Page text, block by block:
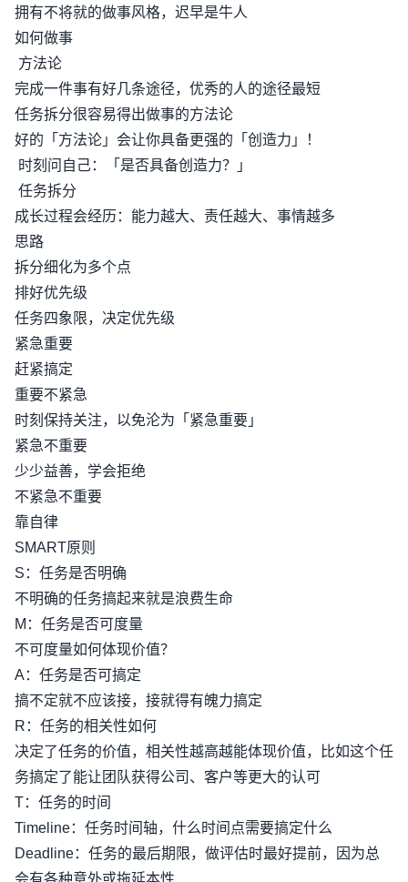
拥有不将就的做事风格，迟早是牛人
如何做事
方法论
完成一件事有好几条途径，优秀的人的途径最短
任务拆分很容易得出做事的方法论
好的「方法论」会让你具备更强的「创造力」！
时刻问自己：「是否具备创造力？」
任务拆分
成长过程会经历：能力越大、责任越大、事情越多
思路
拆分细化为多个点
排好优先级
任务四象限，决定优先级
紧急重要
赶紧搞定
重要不紧急
时刻保持关注，以免沦为「紧急重要」
紧急不重要
少少益善，学会拒绝
不紧急不重要
靠自律
SMART原则
S：任务是否明确
不明确的任务搞起来就是浪费生命
M：任务是否可度量
不可度量如何体现价值？
A：任务是否可搞定
搞不定就不应该接，接就得有魄力搞定
R：任务的相关性如何
决定了任务的价值，相关性越高越能体现价值，比如这个任
务搞定了能让团队获得公司、客户等更大的认可
T：任务的时间
Timeline：任务时间轴，什么时间点需要搞定什么
Deadline：任务的最后期限，做评估时最好提前，因为总
会有各种意外或拖延本性